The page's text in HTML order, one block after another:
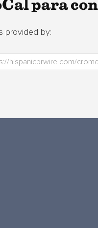
para
provided by: